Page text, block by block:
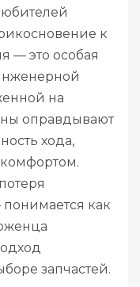
к
— это особая
на
оправдывают
хода,
понимается как
запчастей.